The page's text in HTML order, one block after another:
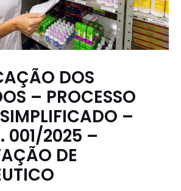
DOS
– PROCESSO
–
001/2025 –
DE